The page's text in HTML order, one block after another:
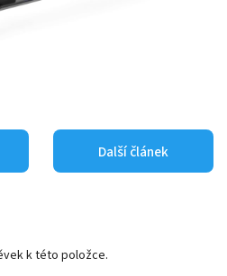
Další článek
k této položce.